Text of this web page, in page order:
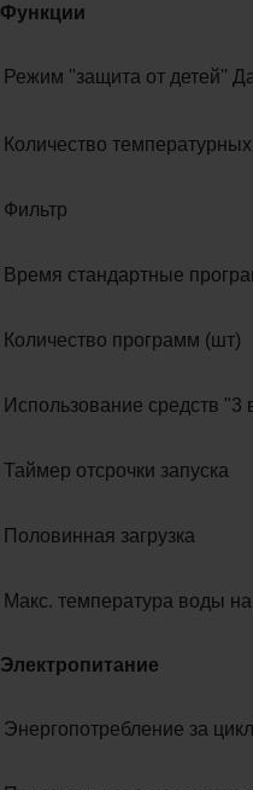
Функции
Режим ''защита от детей''
Количество
Фильтр
Время стандартные
Количество программ (шт)
Использование средств "3
Таймер отсрочки запуска
Половинная загрузка
Макс. температура воды
Электропитание
Энергопотребление за